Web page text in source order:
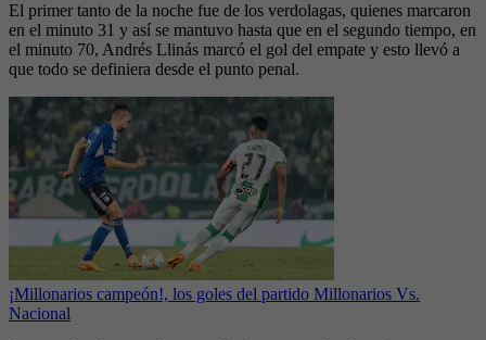
El primer tanto de la noche fue de los verdolagas, quienes marcaron
en el minuto 31 y así se mantuvo hasta que en el segundo tiempo, en
el minuto 70, Andrés Llinás marcó el gol del empate y esto llevó a
que todo se definiera desde el punto penal.
¡Millonarios campeón!, los goles del partido Millonarios Vs.
Nacional